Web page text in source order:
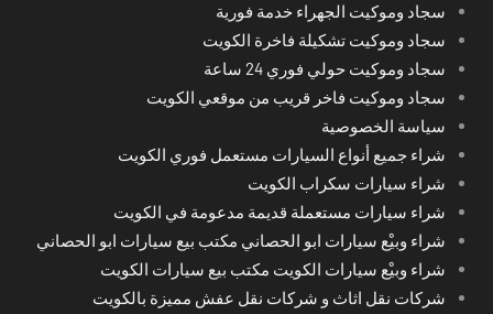
سجاد وموكيت الجهراء خدمة فورية
سجاد وموكيت تشكيلة فاخرة الكويت
سجاد وموكيت حولي فوري 24 ساعة
سجاد وموكيت فاخر قريب من موقعي الكويت
سياسة الخصوصية
شراء جميع أنواع السيارات مستعمل فوري الكويت
شراء سيارات سكراب الكويت
شراء سيارات مستعملة قديمة مدعومة في الكويت
شراء وبيْع سيارات ابو الحصاني مكتب بيع سيارات ابو الحصاني
شراء وبيْع سيارات الكويت مكتب بيع سيارات الكويت
شركات نقل اثاث و شركات نقل عفش مميزة بالكويت